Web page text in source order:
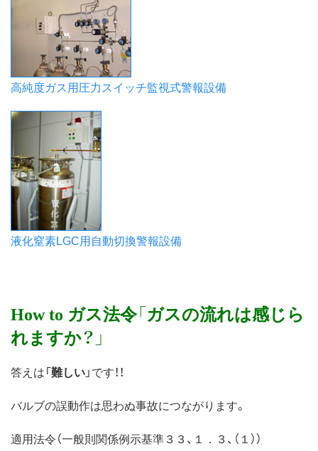
高純度ガス用圧力スイッチ監視式警報設備
液化窒素LGC用自動切換警報設備
How to ガス法令「ガスの流れは感じら
れますか？」
答えは「難しい」です！！
バルブの誤動作は思わぬ事故につながります。
適用法令（一般則関係例示基準３３、１．３、（１））